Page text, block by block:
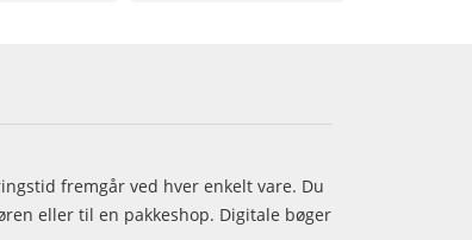
fremgår ved hver enkelt vare. Du
eller til en pakkeshop. Digitale bøger